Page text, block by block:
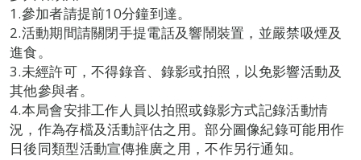
1.參加者請提前10分鐘到達。
2.活動期間請關閉手提電話及響鬧裝置，並嚴禁吸煙及
進食。
3.未經許可，不得錄音、錄影或拍照，以免影響活動及
其他參與者。
4.本局會安排工作人員以拍照或錄影方式記錄活動情
況，作為存檔及活動評估之用。部分圖像紀錄可能用作
日後同類型活動宣傳推廣之用，不作另行通知。